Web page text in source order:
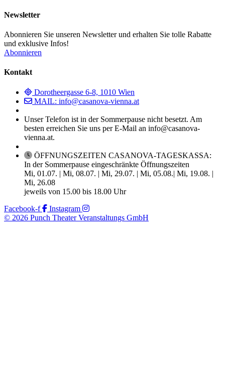
Newsletter
Abonnieren Sie unseren Newsletter und erhalten Sie tolle Rabatte
und exklusive Infos!
Abonnieren
Kontakt
Dorotheergasse 6-8, 1010 Wien
MAIL: info@casanova-vienna.at
Unser Telefon ist in der Sommerpause nicht besetzt. Am
besten erreichen Sie uns per E-Mail an info@casanova-
vienna.at.
ÖFFNUNGSZEITEN CASANOVA-TAGESKASSA:
In der Sommerpause eingeschränkte Öffnungszeiten
Mi, 01.07. | Mi, 08.07. | Mi, 29.07. | Mi, 05.08.| Mi, 19.08. |
Mi, 26.08
jeweils von 15.00 bis 18.00 Uhr
Facebook-f
Instagram
© 2026 Punch Theater Veranstaltungs GmbH